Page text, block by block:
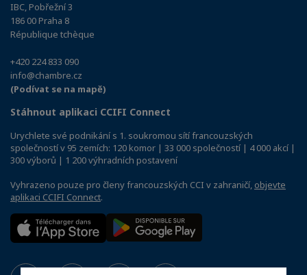
IBC, Pobřežní 3
186 00 Praha 8
République tchèque
+420 224 833 090
info@chambre.cz
(Podívat se na mapě)
Stáhnout aplikaci CCIFI Connect
Urychlete své podnikání s 1. soukromou sítí francouzských
společností v 95 zemích: 120 komor | 33 000 společností | 4 000 akcí |
300 výborů | 1 200 výhradních postavení
Vyhrazeno pouze pro členy francouzských CCI v zahraničí, objevte
aplikaci CCIFI Connect.